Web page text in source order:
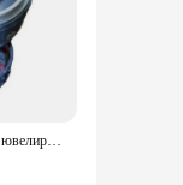
Мини-органайзер для ювелирных изделий Nuke, мини-ящик для хранения с секретным хранилищем, в форме ракеты, орнаментный Органайзер